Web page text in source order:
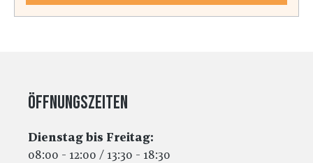
Öffnungszeiten
Dienstag bis Freitag:
08:00 - 12:00 / 13:30 - 18:30